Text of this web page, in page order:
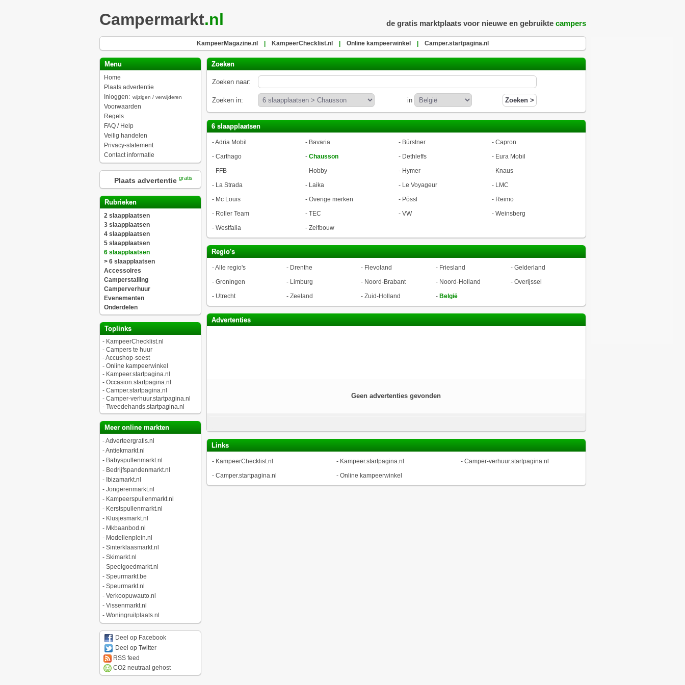
Campermarkt.nl de gratis marktplaats voor nieuwe en gebruikte campers
KampeerMagazine.nl KampeerChecklist.nl Online kampeerwinkel Camper.startpagina.nl
Menu
Home
Plaats advertentie
Inloggen: wijzigen / verwijderen
Voorwaarden
Regels
FAQ / Help
Veilig handelen
Privacy-statement
Contact informatie
Plaats advertentie gratis
Rubrieken
2 slaapplaatsen
3 slaapplaatsen
4 slaapplaatsen
5 slaapplaatsen
6 slaapplaatsen
> 6 slaapplaatsen
Accessoires
Camperstalling
Camperverhuur
Evenementen
Onderdelen
Toplinks
- KampeerChecklist.nl
- Campers te huur
-Accushop-soest
- Online kampeerwinkel
- Kampeer.startpagina.nl
- Occasion.startpagina.nl
- Camper.startpagina.nl
- Camper-verhuur.startpagina.nl
- Tweedehands.startpagina.nl
Meer online markten
-Adverteergratis.nl
-Antiekmarkt.nl
- Babyspullenmarkt.nl
- Bedrijfspandenmarkt.nl
- Ibizamarkt.nl
- Jongerenmarkt.nl
- Kampeerspullenmarkt.nl
- Kerstspullenmarkt.nl
- Klusjesmarkt.nl
- Mkbaanbod.nl
- Modellenplein.nl
- Sinterklaasmarkt.nl
- Skimarkt.nl
- Speelgoedmarkt.nl
- Speurmarkt.be
- Speurmarkt.nl
- Verkoopuwauto.nl
- Vissenmarkt.nl
- Woningruilplaats.nl
Deel op Facebook
Deel op Twitter
RSS feed
CO2 neutraal gehost
Zoeken
Zoeken naar:
Zoeken in: in
6 slaapplaatsen
-Adria Mobil - Bavaria - Bürstner - Capron
- Carthago - Chausson - Dethleffs - Eura Mobil
- FFB - Hobby - Hymer - Knaus
- La Strada - Laika - Le Voyageur - LMC
- Mc Louis - Overige merken - Pössl - Reimo
- Roller Team - TEC - VW - Weinsberg
- Westfalia - Zelfbouw
Regio's
-Alle regio's - Drenthe - Flevoland - Friesland - Gelderland
- Groningen - Limburg - Noord-Brabant - Noord-Holland - Overijssel
- Utrecht - Zeeland - Zuid-Holland - België
Advertenties
Geen advertenties gevonden
Links
- KampeerChecklist.nl - Kampeer.startpagina.nl - Camper-verhuur.startpagina.nl
- Camper.startpagina.nl - Online kampeerwinkel